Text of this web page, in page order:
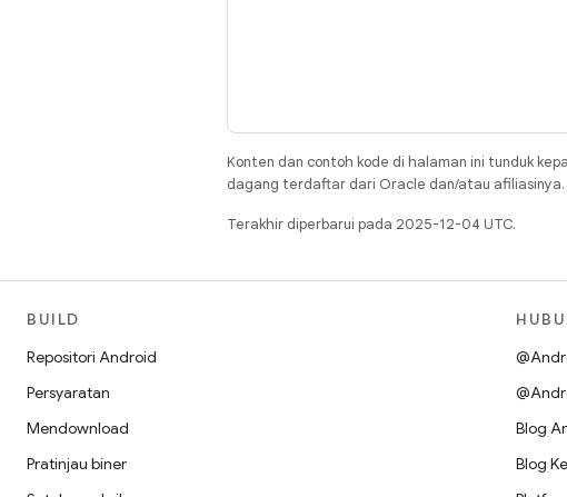
Konten dan contoh kode di halaman ini tunduk
dagang terdaftar dari Oracle dan/atau afiliasinya.
Terakhir diperbarui pada 2025-12-04 UTC.
BUILD
Repositori Android
Persyaratan
Mendownload
Pratinjau biner
Blog
Blog